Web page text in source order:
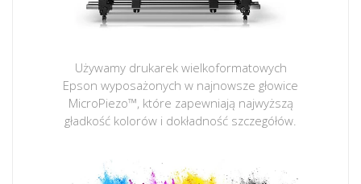
Używamy drukarek wielkoformatowych
Epson wyposażonych w najnowsze głowice
MicroPiezo™, które zapewniają najwyższą
gładkość kolorów i dokładność szczegółów.